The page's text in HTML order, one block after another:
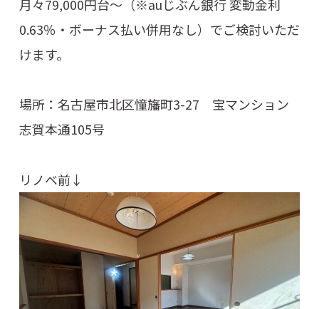
月々79,000円台〜（※auじぶん銀行 変動金利
0.63％・ボーナス払い併用なし）でご検討いただ
けます。
場所：名古屋市北区憧旛町3-27 宝マンション
志賀本通105号
リノベ前↓